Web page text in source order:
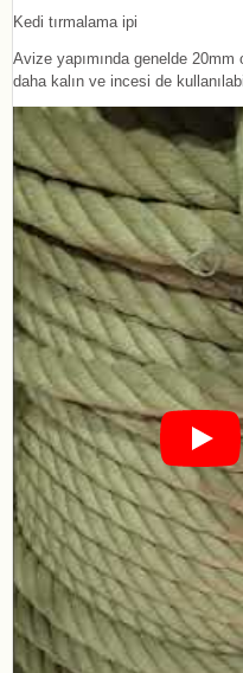
Kedi tırmalama ipi
Avize yapımında genelde 20mm
daha kalın ve incesi de